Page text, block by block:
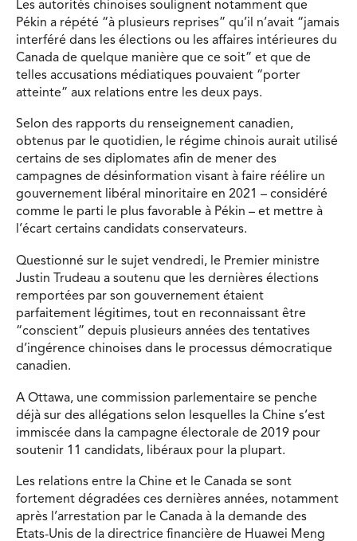
Les autorités chinoises soulignent notamment que
Pékin a répété “à plusieurs reprises” qu’il n’avait “jamais
interféré dans les élections ou les affaires intérieures du
Canada de quelque manière que ce soit” et que de
telles accusations médiatiques pouvaient “porter
atteinte” aux relations entre les deux pays.
Selon des rapports du renseignement canadien,
obtenus par le quotidien, le régime chinois aurait utilisé
certains de ses diplomates afin de mener des
campagnes de désinformation visant à faire réélire un
gouvernement libéral minoritaire en 2021 – considéré
comme le parti le plus favorable à Pékin – et mettre à
l’écart certains candidats conservateurs.
Questionné sur le sujet vendredi, le Premier ministre
Justin Trudeau a soutenu que les dernières élections
remportées par son gouvernement étaient
parfaitement légitimes, tout en reconnaissant être
“conscient” depuis plusieurs années des tentatives
d’ingérence chinoises dans le processus démocratique
canadien.
A Ottawa, une commission parlementaire se penche
déjà sur des allégations selon lesquelles la Chine s’est
immiscée dans la campagne électorale de 2019 pour
soutenir 11 candidats, libéraux pour la plupart.
Les relations entre la Chine et le Canada se sont
fortement dégradées ces dernières années, notamment
après l’arrestation par le Canada à la demande des
Etats-Unis de la directrice financière de Huawei Meng